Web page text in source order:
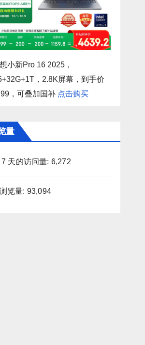
小新Pro 16 2025，
，2.8K屏幕，到手价
，可叠加国补 点击购买
量
7 天的访问量: 6,272
览量: 93,094